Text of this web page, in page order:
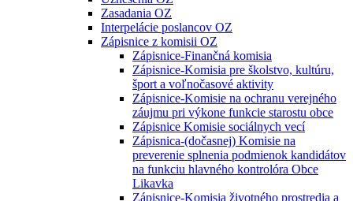
Zasadania OZ
Interpelácie poslancov OZ
Zápisnice z komisii OZ
Zápisnice-Finančná komisia
Zápisnice-Komisia pre školstvo, kultúru,
šport a voľnočasové aktivity
Zápisnice-Komisie na ochranu verejného
záujmu pri výkone funkcie starostu obce
Zápisnice Komisie sociálnych vecí
Zápisnica-(dočasnej) Komisie na
preverenie splnenia podmienok kandidátov
na funkciu hlavného kontrolóra Obce
Likavka
Zápisnice-Komisia životného prostredia a